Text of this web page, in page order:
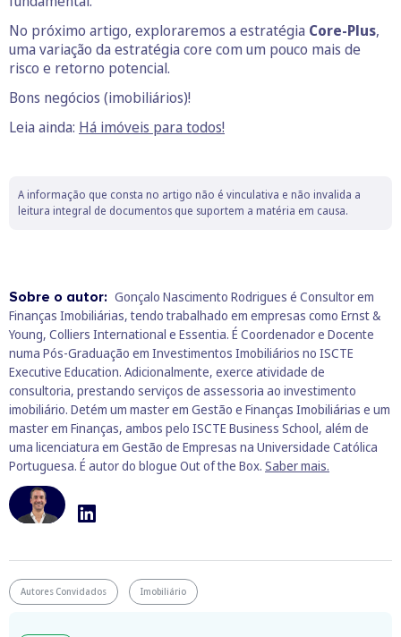
No próximo artigo, exploraremos a estratégia Core-Plus,
uma variação da estratégia core com um pouco mais de
risco e retorno potencial.
Bons negócios (imobiliários)!
Leia ainda: Há imóveis para todos!
A informação que consta no artigo não é vinculativa e não invalida a
leitura integral de documentos que suportem a matéria em causa.
Sobre o autor: Gonçalo Nascimento Rodrigues é Consultor em
Finanças Imobiliárias, tendo trabalhado em empresas como Ernst &
Young, Colliers International e Essentia. É Coordenador e Docente
numa Pós-Graduação em Investimentos Imobiliários no ISCTE
Executive Education. Adicionalmente, exerce atividade de
consultoria, prestando serviços de assessoria ao investimento
imobiliário. Detém um master em Gestão e Finanças Imobiliárias e um
master em Finanças, ambos pelo ISCTE Business School, além de
uma licenciatura em Gestão de Empresas na Universidade Católica
Portuguesa. É autor do blogue Out of the Box. Saber mais.
Autores Convidados Imobiliário